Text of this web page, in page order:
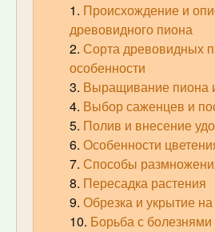
Происхождение и
древовидного пиона
Сорта древовидных
особенности
Выращивание пиона
Выбор саженцев и
Полив и внесение
Особенности
Способы
Пересадка растения
Обрезка и укрытие
Борьба с болезнями